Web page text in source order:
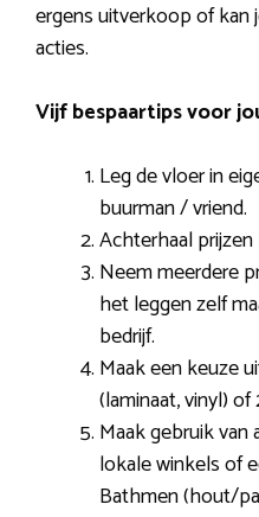
ergens uitverkoop of kan
acties.
Vijf bespaartips voor
Leg de vloer in
buurman / vriend.
Achterhaal
Neem meerdere
het leggen zelf
bedrijf.
Maak een keuze
(laminaat, vinyl) of
Maak gebruik van
lokale winkels of
Bathmen (hout/